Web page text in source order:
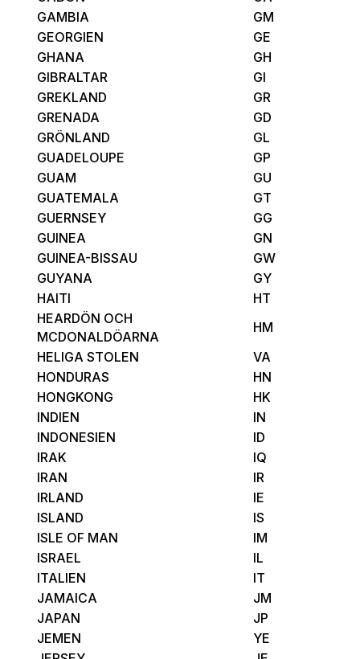
GAMBIA
GM
GEORGIEN
GE
GHANA
GH
GIBRALTAR
GI
GREKLAND
GR
GRENADA
GD
GRÖNLAND
GL
GUADELOUPE
GP
GUAM
GU
GUATEMALA
GT
GUERNSEY
GG
GUINEA
GN
GUINEA-BISSAU
GW
GUYANA
GY
HAITI
HT
HEARDÖN OCH
MCDONALDÖARNA
HM
HELIGA STOLEN
VA
HONDURAS
HN
HONGKONG
HK
INDIEN
IN
INDONESIEN
ID
IRAK
IQ
IRAN
IR
IRLAND
IE
ISLAND
IS
ISLE OF MAN
IM
ISRAEL
IL
ITALIEN
IT
JAMAICA
JM
JAPAN
JP
JEMEN
YE